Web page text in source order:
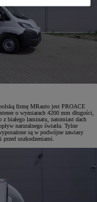
firmę MRauto jest PROACE
o wymiarach 4200 mm długości,
białego laminatu, natomiast dach
naturalnego światła. Tylne
są w podwójne zawiasy
uszkodzeniami.